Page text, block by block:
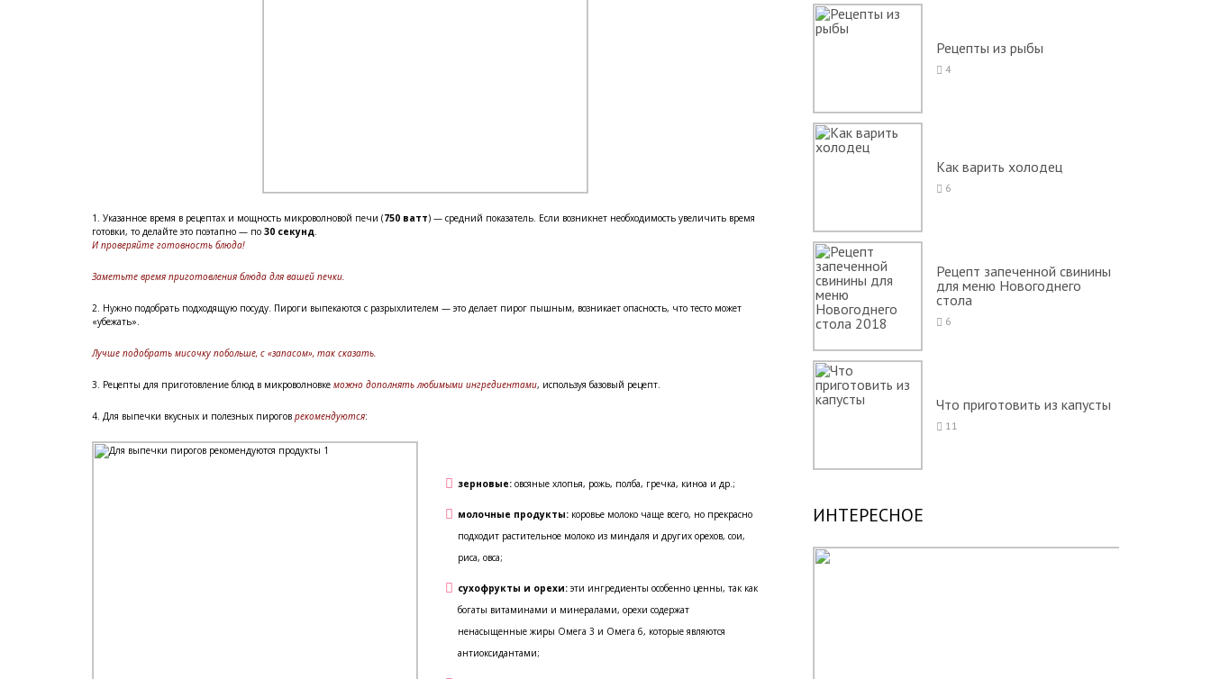
1. Указанное время в рецептах и мощность микроволновой печи (750 ватт) — средний показатель. Если возникнет необходимость увеличить время
готовки, то делайте это поэтапно — по 30 секунд.
И проверяйте готовность блюда!
Заметьте время приготовления блюда для вашей печки.
2. Нужно подобрать подходящую посуду. Пироги выпекаются с разрыхлителем — это делает пирог пышным, возникает опасность, что тесто может
«убежать».
Лучше подобрать мисочку побольше, с «запасом», так сказать.
3. Рецепты для приготовление блюд в микроволновке можно дополнять любимыми ингредиентами, используя базовый рецепт.
4. Для выпечки вкусных и полезных пирогов рекомендуются:
зерновые: овсяные хлопья, рожь, полба, гречка, киноа и др.;
молочные продукты: коровье молоко чаще всего, но прекрасно
подходит растительное молоко из миндаля и других орехов, сои,
риса, овса;
сухофрукты и орехи:эти ингредиенты особенно ценны, так как
богаты витаминами и минералами, орехи содержат
ненасыщенные жиры Омега 3 и Омега 6, которые являются
антиоксидантами;
Рецепты из рыбы
4
Как варить холодец
6
Рецепт запеченной свинины
для меню Новогоднего
стола
6
Что приготовить из капусты
11
ИНТЕРЕСНОЕ